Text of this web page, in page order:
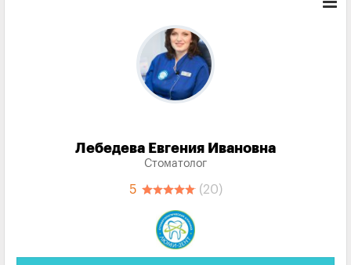
Лебедева Евгения Ивановна
Стоматолог
5 (20)